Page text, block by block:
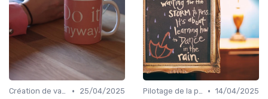
Création de valeur & rentabilité •
25/04/2025
Pilotage de la performance financière • 14/04/2025